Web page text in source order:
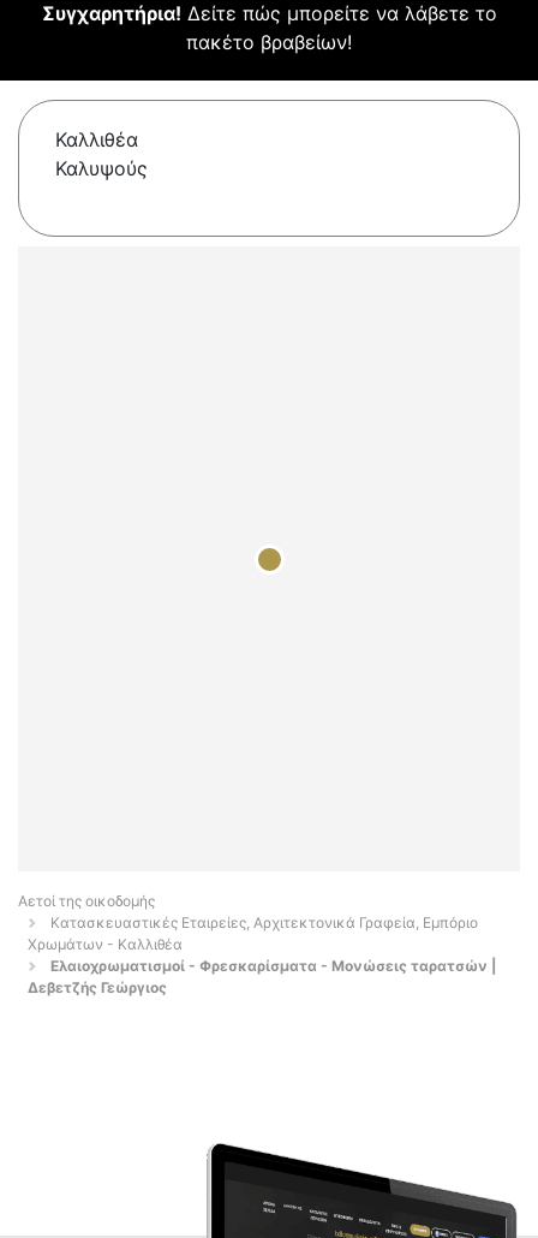
Συγχαρητήρια! Δείτε πώς μπορείτε να λάβετε το
πακέτο βραβείων!
Καλλιθέα
Καλυψούς
Αετοί της οικοδομής
Κατασκευαστικές Εταιρείες, Αρχιτεκτονικά Γραφεία, Εμπόριο
Χρωμάτων - Καλλιθέα
Ελαιοχρωματισμοί - Φρεσκαρίσματα - Μονώσεις ταρατσών |
Δεβετζής Γεώργιος